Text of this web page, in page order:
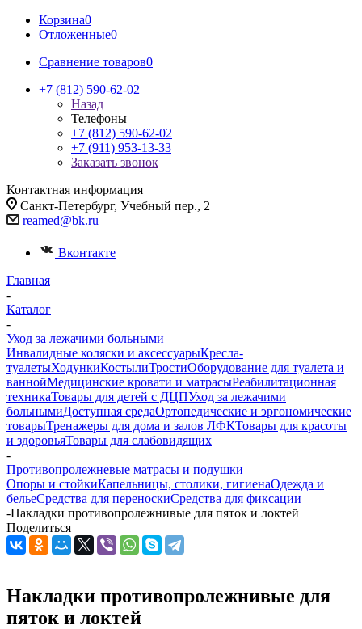
Корзина0
Отложенные0
Сравнение товаров0
+7 (812) 590-62-02
Назад
Телефоны
+7 (812) 590-62-02
+7 (911) 953-13-33
Заказать звонок
Контактная информация
Санкт-Петербург, Учебный пер., 2
reamed@bk.ru
Вконтакте
Главная
-
Каталог
-
Уход за лежачими больными
Инвалидные коляски и аксессуарыКресла-
туалетыХодункиКостылиТростиОборудование для туалета и
ваннойМедицинские кровати и матрасыРеабилитационная
техникаТовары для детей с ДЦПУход за лежачими
больнымиДоступная средаОртопедические и эргономические
товарыТренажеры для дома и залов ЛФКТовары для красоты
и здоровьяТовары для слабовидящих
-
Противопролежневые матрасы и подушки
Опоры и стойкиКапельницы, столики, гигиенаОдежда и
бельеСредства для переноскиСредства для фиксации
-Накладки противопролежнивые для пяток и локтей
Поделиться
Накладки противопролежнивые для
пяток и локтей